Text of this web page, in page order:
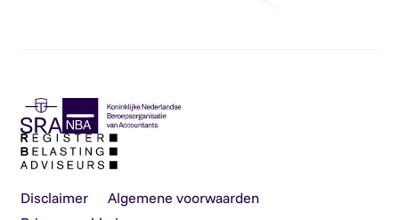
Disclaimer
Algemene voorwaarden